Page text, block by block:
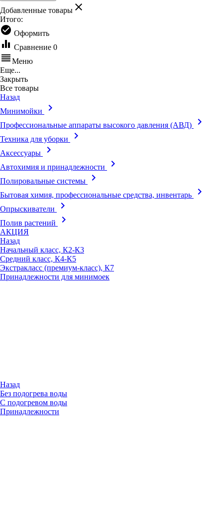
Добавленные товары clear
Итого:
check_circle Оформить
equalizer Сравнение 0
reorderМеню
Еще...
Закрыть
Все товары
Назад
Минимойки
keyboard_arrow_right
Профессиональные аппараты высокого давления (АВД) keyboard_arrow_right
Техника для уборки keyboard_arrow_right
Аксессуары keyboard_arrow_right
Автохимия и принадлежности keyboard_arrow_right
Полировальные системы keyboard_arrow_right
Бытовая химия, профессиональные средства, инвентарь keyboard_arrow_right
Опрыскиватели keyboard_arrow_right
Полив растений keyboard_arrow_right
АКЦИЯ
Назад
Начальный класс, К2-К3
Средний класс, К4-К5
Экстракласс (премиум-класс), К7
Принадлежности для минимоек
Назад
Без подогрева воды
С подогревом воды
Принадлежности